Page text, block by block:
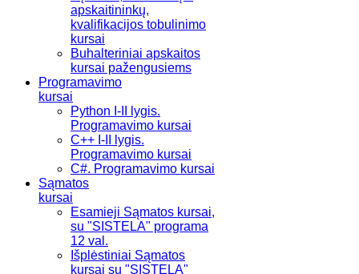
apskaitininkų,
kvalifikacijos tobulinimo
kursai
Buhalteriniai apskaitos
kursai pažengusiems
Programavimo
kursai
Python I-II lygis.
Programavimo kursai
C++ I-II lygis.
Programavimo kursai
C#. Programavimo kursai
Sąmatos
kursai
Esamieji Sąmatos kursai,
su "SISTELA" programa
12 val.
Išplėstiniai Sąmatos
kursai su "SISTELA"